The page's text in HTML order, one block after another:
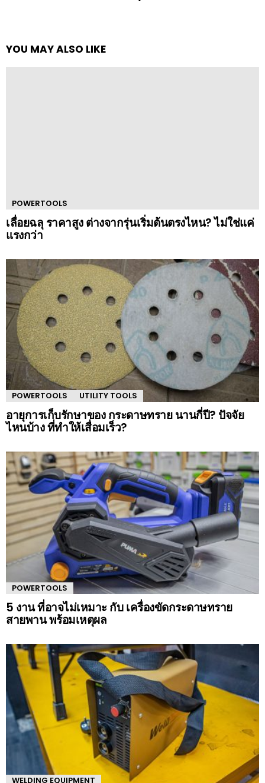
YOU MAY ALSO LIKE
POWERTOOLS
เลื่อยฉลุ ราคาสูง ต่างจากรุ่นเริ่มต้นตรงไหน? ไม่ใช่แค่
แรงกว่า
POWERTOOLS UTILITY TOOLS
อายุการเก็บรักษาของ กระดาษทราย นานกี่ปี? ปัจจัย
ไหนบ้าง ที่ทำให้เสื่อมเร็ว?
POWERTOOLS
5 งาน ที่อาจไม่เหมาะ กับ เครื่องขัดกระดาษทราย
สายพาน พร้อมเหตุผล
WELDING EQUIPMENT